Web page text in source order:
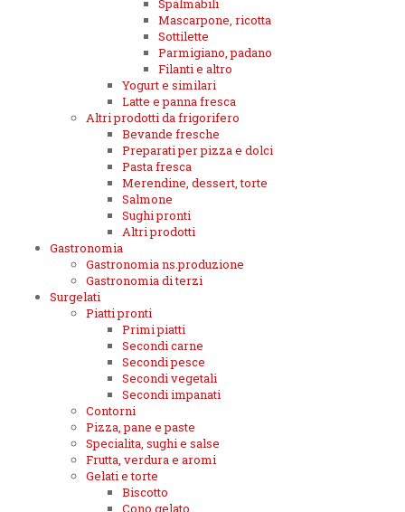
Spalmabili
Mascarpone, ricotta
Sottilette
Parmigiano, padano
Filanti e altro
Yogurt e similari
Latte e panna fresca
Altri prodotti da frigorifero
Bevande fresche
Preparati per pizza e dolci
Pasta fresca
Merendine, dessert, torte
Salmone
Sughi pronti
Altri prodotti
Gastronomia
Gastronomia ns.produzione
Gastronomia di terzi
Surgelati
Piatti pronti
Primi piatti
Secondi carne
Secondi pesce
Secondi vegetali
Secondi impanati
Contorni
Pizza, pane e paste
Specialita, sughi e salse
Frutta, verdura e aromi
Gelati e torte
Biscotto
Cono gelato